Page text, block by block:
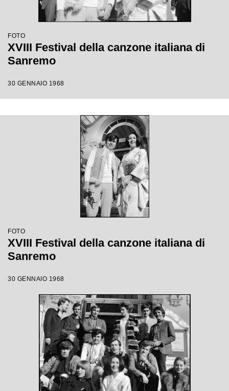
FOTO
XVIII Festival della canzone italiana di
Sanremo
30 GENNAIO 1968
FOTO
XVIII Festival della canzone italiana di
Sanremo
30 GENNAIO 1968